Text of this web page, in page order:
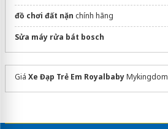
đồ chơi đất nặn chính hãng
Sửa máy rửa bát bosch
Giá Xe Đạp Trẻ Em RoyalbabyMykingdom